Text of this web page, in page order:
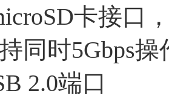
卡接口
同时5Gbps操
2.0端口